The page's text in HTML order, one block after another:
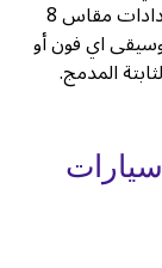
اعتمادا على مستوى القطع ، من شاشة لوحة عدادات مقاس 8
اي فون أو
سيارات